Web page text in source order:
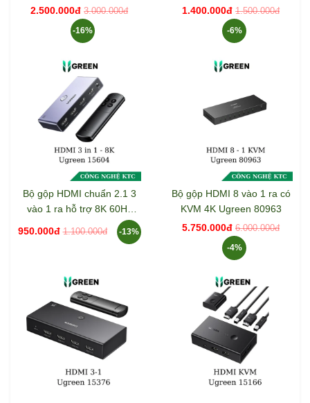
2.500.000đ 3.000.000đ
-16%
Ugreen 25961
1.400.000đ 1.500.000đ
-6%
Bộ gộp HDMI chuẩn 2.1 3
vào 1 ra hỗ trợ 8K 60Hz
950.000đ 1.100.000đ -13%
Bộ gộp HDMI 8 vào 1 ra có
KVM 4K Ugreen 80963
5.750.000đ 6.000.000đ
-4%